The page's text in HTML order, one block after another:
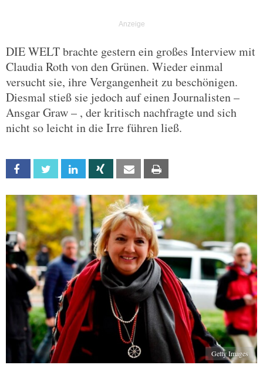
DIE WELT brachte gestern ein großes Interview mit
Claudia Roth von den Grünen. Wieder einmal
versucht sie, ihre Vergangenheit zu beschönigen.
Diesmal stieß sie jedoch auf einen Journalisten –
Ansgar Graw – , der kritisch nachfragte und sich
nicht so leicht in die Irre führen ließ.
Facebook Twitter Linkedin Xing Email
Getty Images